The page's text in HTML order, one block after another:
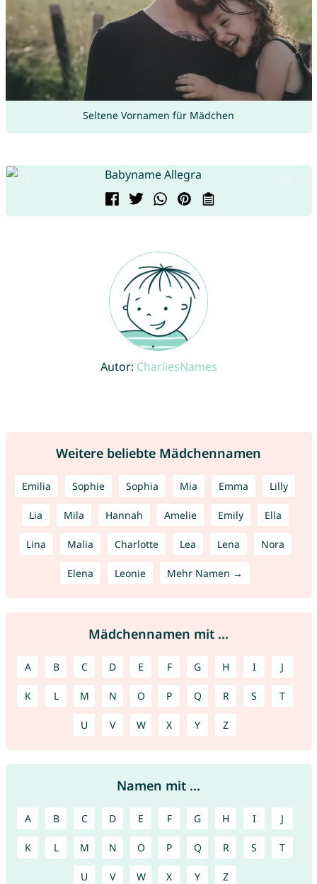
Seltene Vornamen für Mädchen
Autor: CharliesNames
Weitere beliebte Mädchennamen
Emilia Sophie Sophia Mia Emma Lilly
Lia Mila Hannah Amelie Emily Ella
Lina Malia Charlotte Lea Lena Nora
Elena Leonie Mehr Namen →
Mädchennamen mit ...
A B C D E F G H I J
K L M N O P Q R S T
U V W X Y Z
Namen mit ...
A B C D E F G H I J
K L M N O P Q R S T
U V W X Y Z